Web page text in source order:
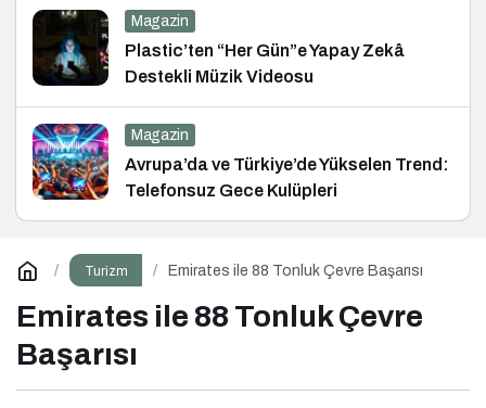
Magazin
Plastic’ten “Her Gün”e Yapay Zekâ
Destekli Müzik Videosu
Magazin
Avrupa’da ve Türkiye’de Yükselen Trend:
Telefonsuz Gece Kulüpleri
Turizm Emirates ile 88 Tonluk Çevre Başarısı
Emirates ile 88 Tonluk Çevre
Başarısı